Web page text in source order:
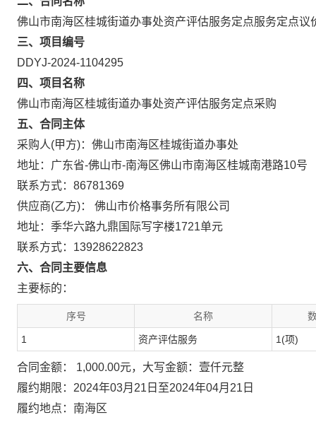
佛山市南海区桂城街道办事处资产评估服务定点服务定点议
三、项目编号
DDYJ-2024-1104295
四、项目名称
佛山市南海区桂城街道办事处资产评估服务定点采购
五、合同主体
采购人(甲方)：佛山市南海区桂城街道办事处
地址：广东省-佛山市-南海区佛山市南海区桂城南港路10号
联系方式：86781369
供应商(乙方)： 佛山市价格事务所有限公司
地址：季华六路九鼎国际写字楼1721单元
联系方式：13928622823
六、合同主要信息
主要标的：
序号 名称
1 资产评估服务 1(项)
合同金额： 1,000.00元，大写金额：壹仟元整
履约期限：2024年03月21日至2024年04月21日
履约地点：南海区